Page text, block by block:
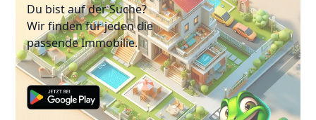
Du bist auf der Suche?
Wir finden für jeden die
passende Immobilie.